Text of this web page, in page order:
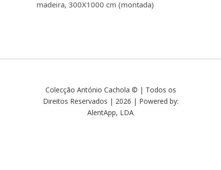
madeira, 300X1000 cm (montada)
Colecção António Cachola © | Todos os
Direitos Reservados | 2026 | Powered by:
AlentApp, LDA